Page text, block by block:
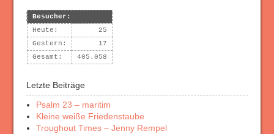
Besucher:
Heute:
25
Gestern:
17
Gesamt:
405.058
Letzte Beiträge
Psalm 23 – maritim
Kleine weiße Friedenstaube
Troughout Times – Jenny Rempel